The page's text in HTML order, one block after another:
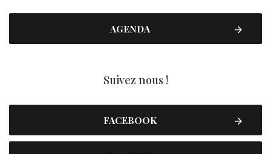
AGENDA
Suivez nous !
FACEBOOK